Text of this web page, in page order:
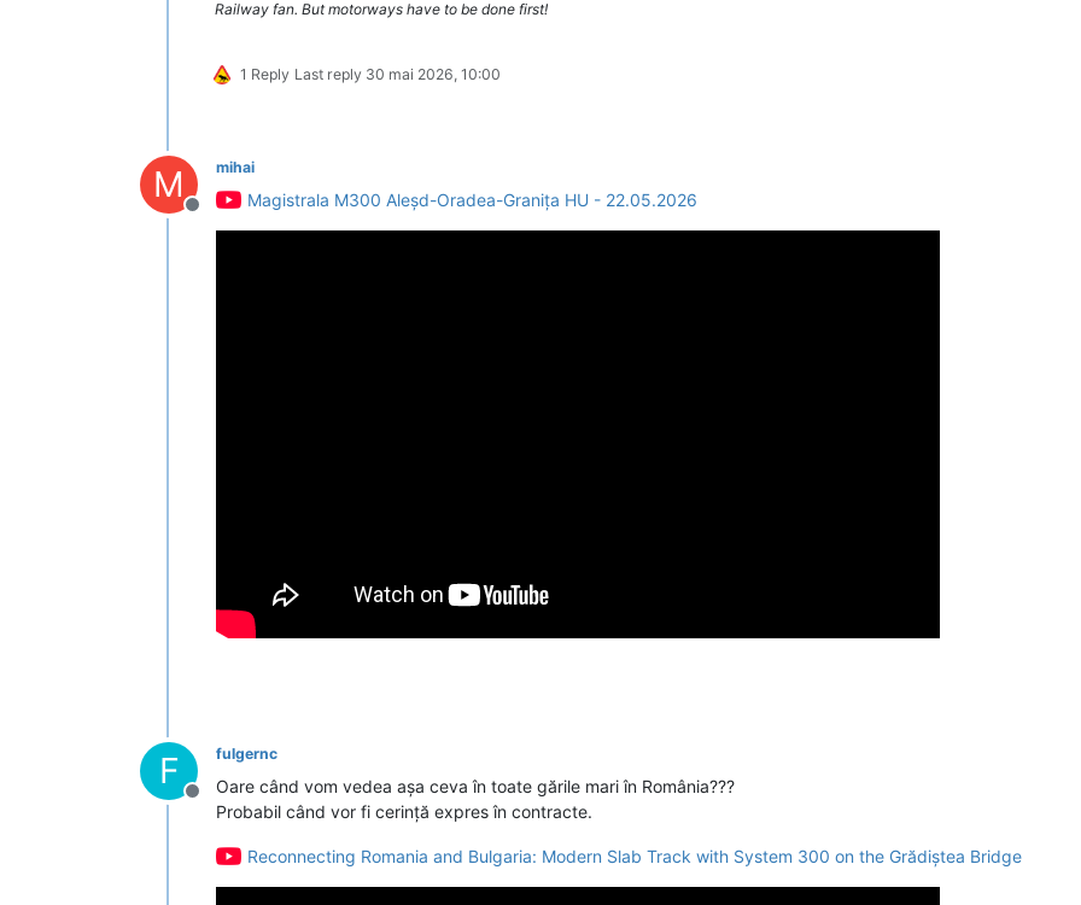
Railway fan. But motorways have to be done first!
1 Reply Last reply 30 mai 2026, 10:00
M
Deconectat
mihai
Magistrala M300 Aleșd-Oradea-Granița HU - 22.05.2026
F
Deconectat
fulgernc
Oare când vom vedea așa ceva în toate gările mari în România???
Probabil când vor fi cerință expres în contracte.
Reconnecting Romania and Bulgaria: Modern Slab Track with System 300 on the Grădiștea Bridge